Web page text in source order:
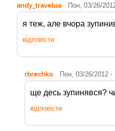
andy_travelua Пон, 03/26/
я теж, але вчора
відповісти
rbrechko Пон, 03/26/2012 -
ще десь зупинявся?
відповісти